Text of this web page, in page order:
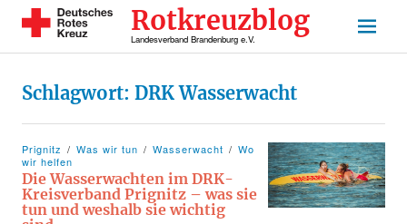
Rotkreuzblog
Landesverband Brandenburg e.V.
Schlagwort: DRK Wasserwacht
Prignitz Was wir tun Wasserwacht
Wo
wir helfen
Die Wasserwachten im DRK-
Kreisverband Prignitz – was sie
tun und weshalb sie wichtig